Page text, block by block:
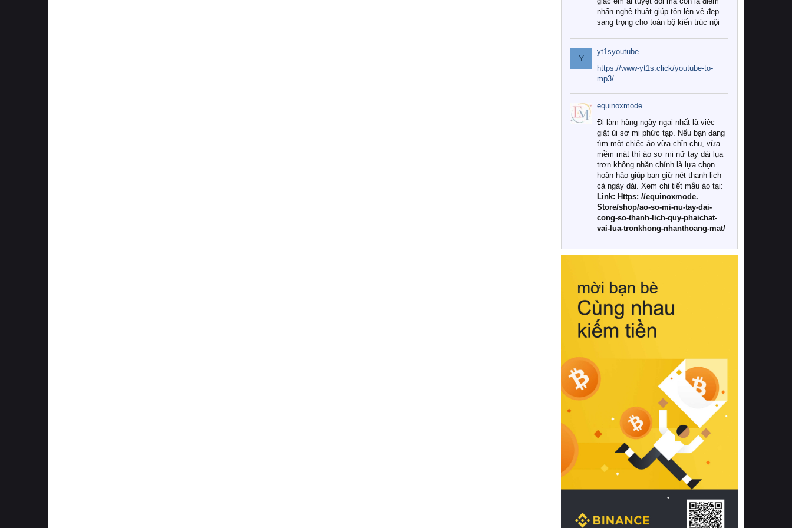
nhấn nghệ thuật giúp tôn lên vẻ đẹp
sang trọng cho toàn bộ kiến trúc nội
Tuy nhiên, giữa thị trường đa dạng
với vô vàn thương hiệu và mẫu mã
như hiện nay, làm thế nào để chọn
được những bộ chăn ga gối đệm cao
cấp thực sự chất lượng, phù hợp với
khí hậu và nhu cầu sử dụng của gia
đình? Hãy cùng chúng tôi đi tìm lời
giải đáp chi tiết qua bài viết dưới đây.
1. Tại sao các gia đình hiện đại lại ưa
chuộng chăn ga gối đệm cao cấp?
Khác với các dòng sản phẩm thông
thường, những bộ chăn ga gối đệm
cao cấp trải qua quy trình sản xuất
nghiêm ngặt từ khâu chọn lọc nguyên
liệu tự nhiên đến công nghệ dệt
nhuộm hiện đại không chứa hóa chất
này, bạn sẽ cảm nhận rõ rệt sự khác
hồi chuẩn xác của phần đệm nâng đỡ
cột sống.
Bên cạnh đó, việc lựa chọn các dòng
sản phẩm đạt chuẩn chất lượng quốc
tế còn giúp ngăn ngừa tình trạng kích
khuẩn và nấm mốc trong điều kiện
thời tiết nóng ẩm. Bạn có thể tìm hiểu
thêm các nghiên cứu khoa học về tác
động của giấc ngủ và môi trường
phòng ngủ đối với sức khỏe con
người tại Sleep Foundation (External
Link) để có cái nhìn toàn diện hơn.
2. Các tiêu chí vàng khi lựa chọn
chăn ga gối đệm cao cấp cho phòng
ngủ
Để sở hữu một bộ chăn ga gối đệm
cao cấp hoàn hảo cả về thẩm mỹ lẫn
công năng, người tiêu dùng cần cân
nhắc kỹ lưỡng các tiêu chí quan trọng
Y
yt1syoutube
https://www-yt1s.click/youtube-to-
mp3/
equinoxmode
Đi làm hàng ngày ngại nhất là việc
giặt ủi sơ mi phức tạp. Nếu bạn đang
tìm một chiếc áo vừa chỉn chu, vừa
mềm mát thì áo sơ mi nữ tay dài lụa
trơn không nhăn chính là lựa chọn
hoàn hảo giúp bạn giữ nét thanh lịch
cả ngày dài. Xem chi tiết mẫu áo tại:
Link: Https: //equinoxmode.
Store/shop/ao-so-mi-nu-tay-dai-
cong-so-thanh-lich-quy-phaichat-
vai-lua-tronkhong-nhanthoang-mat/